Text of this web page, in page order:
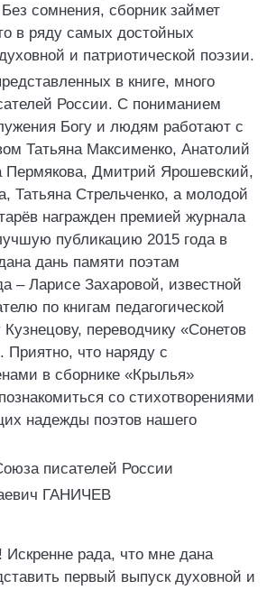
сомнения, сборник займет
в ряду самых достойных
и патриотической поэзии.
в книге, много
России. С пониманием
Богу и людям работают с
Татьяна Максименко, Анатолий
Пермякова, Дмитрий Ярошевский,
Татьяна Стрельченко, а молодой
награжден премией журнала
публикацию 2015 года в
дань памяти поэтам
– Ларисе Захаровой, известной
по книгам педагогической
переводчику «Сонетов
что наряду с
в сборнике «Крылья»
со стихотворениями
надежды поэтов нашего
писателей России
ГАНИЧЕВ
Искренне рада, что мне дана
первый выпуск духовной и